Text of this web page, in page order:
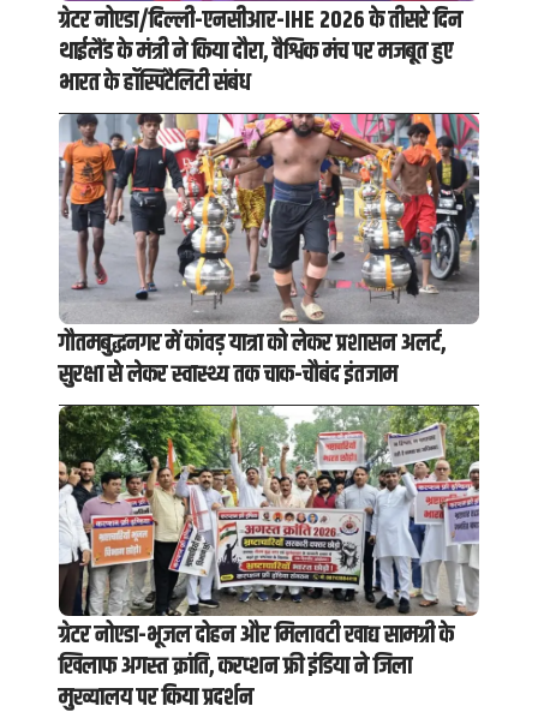
ग्रेटर नोएडा/दिल्ली-एनसीआर-IHE 2026 के तीसरे दिन
थाईलैंड के मंत्री ने किया दौरा, वैश्विक मंच पर मजबूत हुए
भारत के हॉस्पिटैलिटी संबंध
गौतमबुद्धनगर में कांवड़ यात्रा को लेकर प्रशासन अलर्ट,
सुरक्षा से लेकर स्वास्थ्य तक चाक-चौबंद इंतजाम
ग्रेटर नोएडा-भूजल दोहन और मिलावटी खाद्य सामग्री के
खिलाफ अगस्त क्रांति, करप्शन फ्री इंडिया ने जिला
मुख्यालय पर किया प्रदर्शन